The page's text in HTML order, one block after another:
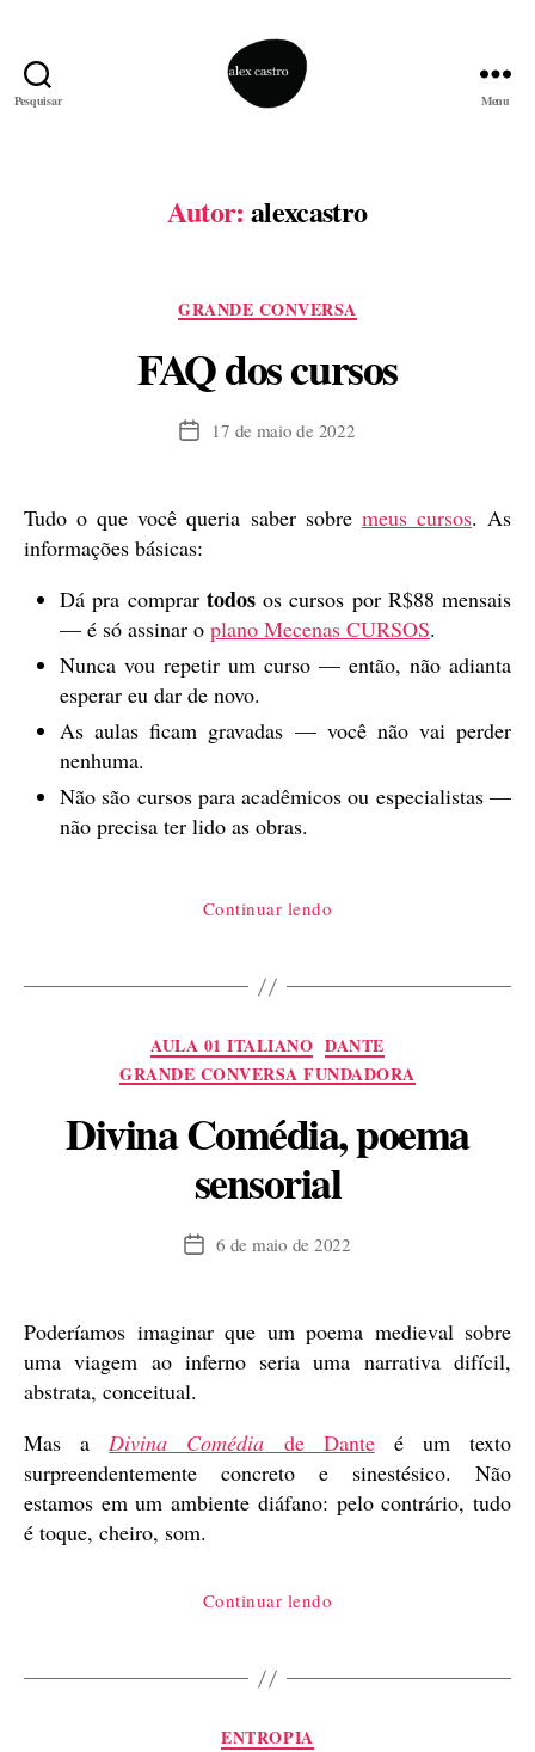
Pesquisar Menu
Autor: alexcastro
Categorias
GRANDE CONVERSA
FAQ dos cursos
Data17 de maio de 2022
Tudo o que você queria saber sobre meus cursos. As
informações básicas:
Dá pra comprar todos os cursos por R$88 mensais
— é só assinar o plano Mecenas CURSOS.
Nunca vou repetir um curso — então, não adianta
esperar eu dar de novo.
As aulas ficam gravadas — você não vai perder
nenhuma.
Não são cursos para acadêmicos ou especialistas —
não precisa ter lido as obras.
Continuar lendo
Categorias
AULA 01 ITALIANO DANTE
GRANDE CONVERSA FUNDADORA
Divina Comédia, poema
sensorial
Data6 de maio de 2022
Poderíamos imaginar que um poema medieval sobre
uma viagem ao inferno seria uma narrativa difícil,
abstrata, conceitual.
Mas aDivina Comédia de Danteé um texto
surpreendentemente concreto e sinestésico. Não
estamos em um ambiente diáfano: pelo contrário, tudo
é toque, cheiro, som.
Continuar lendo
sensorial”
Categorias
ENTROPIA